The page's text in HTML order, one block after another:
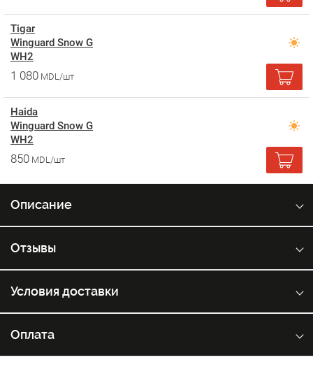
Tigar
Winguard Snow G
WH2
1 080 MDL/шт
Haida
Winguard Snow G
WH2
850 MDL/шт
Описание
Отзывы
Условия доставки
Оплата